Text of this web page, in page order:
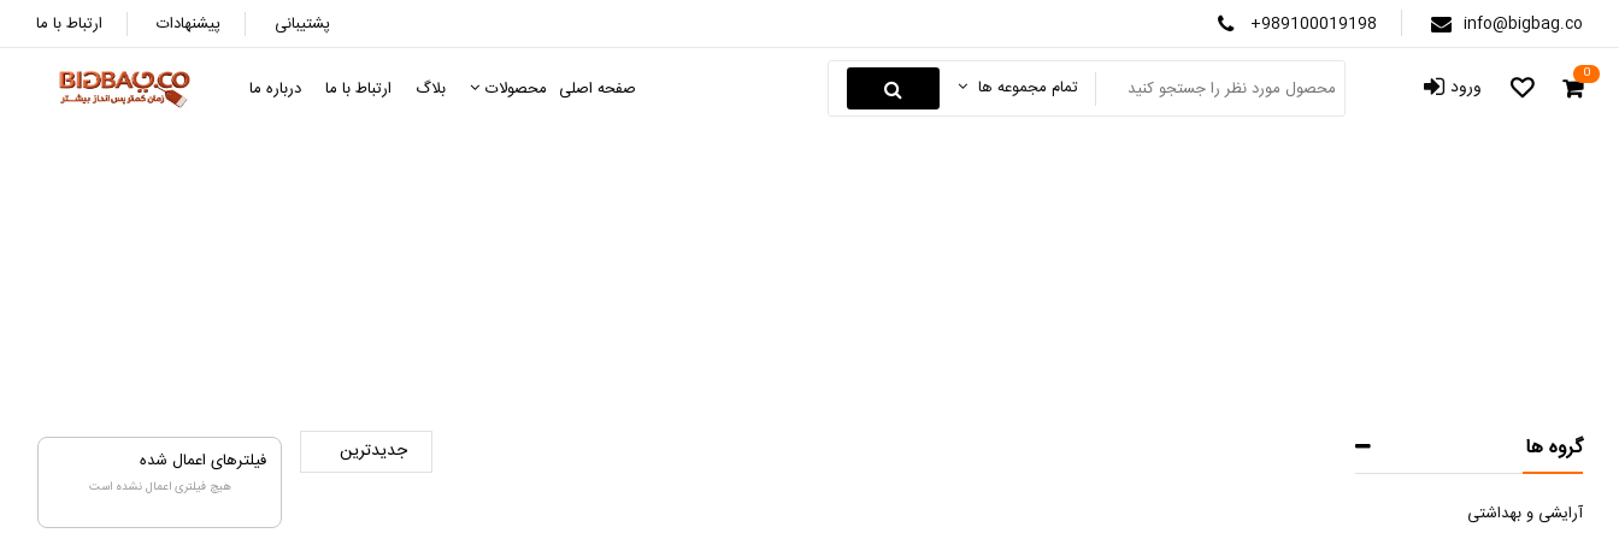
ارتباط با ما پیشنهادات پشتیبانی +989100019198 info@bigbag.co
صفحه اصلی محصولات بلاگ ارتباط با ما درباره ما تمام مجموعه ها ورود 0
فیلترهای اعمال شده
هیچ فیلتری اعمال نشده است
گروه ها
آرایشی و بهداشتی